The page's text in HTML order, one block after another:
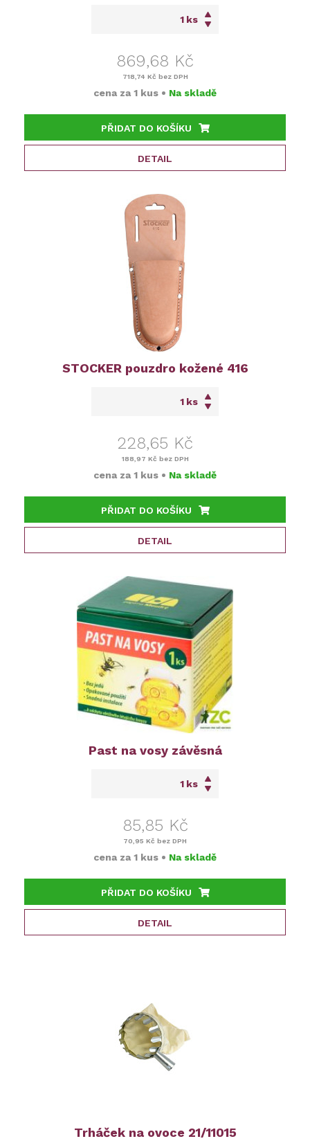
ks
869,68 Kč
718,74 Kč bez DPH
cena za 1 kus • Na skladě
PŘIDAT DO KOŠÍKU
DETAIL
STOCKER pouzdro kožené 416
ks
228,65 Kč
188,97 Kč bez DPH
cena za 1 kus • Na skladě
PŘIDAT DO KOŠÍKU
DETAIL
Past na vosy závěsná
ks
85,85 Kč
70,95 Kč bez DPH
cena za 1 kus • Na skladě
PŘIDAT DO KOŠÍKU
DETAIL
Trháček na ovoce 21/11015